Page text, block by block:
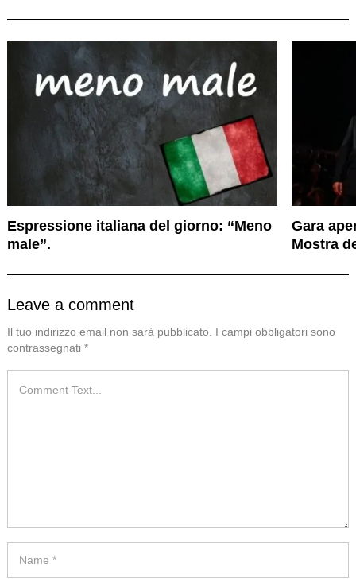
Espressione italiana del giorno: “Meno
male”.
Gara
Mostra
Leave a comment
Il tuo indirizzo email non sarà pubblicato.
I campi obbligatori sono
contrassegnati *